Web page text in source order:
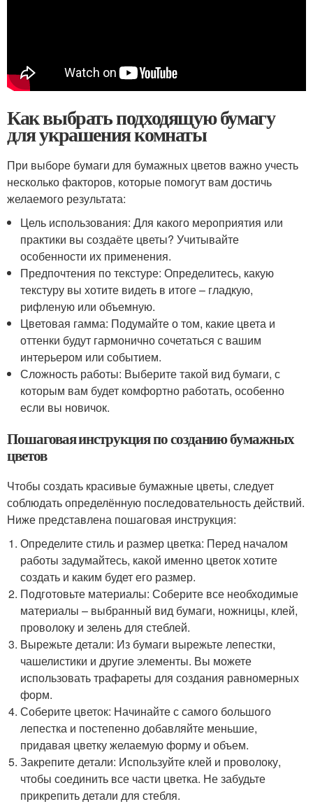
Как выбрать подходящую бумагу
для украшения комнаты
При выборе бумаги для бумажных цветов важно учесть
несколько факторов, которые помогут вам достичь
желаемого результата:
Цель использования: Для какого мероприятия или
практики вы создаёте цветы? Учитывайте
особенности их применения.
Предпочтения по текстуре: Определитесь, какую
текстуру вы хотите видеть в итоге – гладкую,
рифленую или объемную.
Цветовая гамма: Подумайте о том, какие цвета и
оттенки будут гармонично сочетаться с вашим
интерьером или событием.
Сложность работы: Выберите такой вид бумаги, с
которым вам будет комфортно работать, особенно
если вы новичок.
Пошаговая инструкция по созданию бумажных
цветов
Чтобы создать красивые бумажные цветы, следует
соблюдать определённую последовательность действий.
Ниже представлена пошаговая инструкция:
Определите стиль и размер цветка: Перед началом
работы задумайтесь, какой именно цветок хотите
создать и каким будет его размер.
Подготовьте материалы: Соберите все необходимые
материалы – выбранный вид бумаги, ножницы, клей,
проволоку и зелень для стеблей.
Вырежьте детали: Из бумаги вырежьте лепестки,
чашелистики и другие элементы. Вы можете
использовать трафареты для создания равномерных
форм.
Соберите цветок: Начинайте с самого большого
лепестка и постепенно добавляйте меньшие,
придавая цветку желаемую форму и объем.
Закрепите детали: Используйте клей и проволоку,
чтобы соединить все части цветка. Не забудьте
прикрепить детали для стебля.